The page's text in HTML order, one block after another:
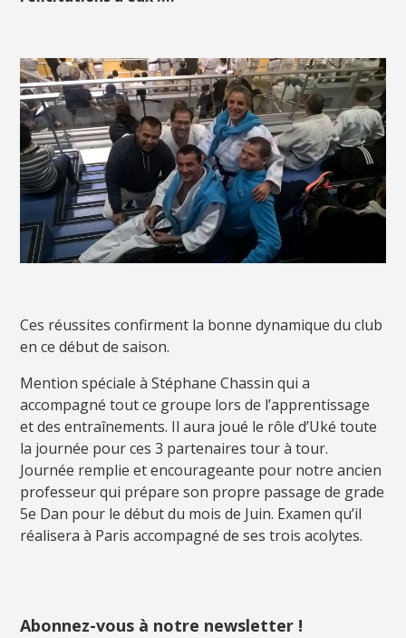
Ces réussites confirment la bonne dynamique du club
en ce début de saison.
Mention spéciale à Stéphane Chassin qui a
accompagné tout ce groupe lors de l’apprentissage
et des entraînements. Il aura joué le rôle d’Uké toute
la journée pour ces 3 partenaires tour à tour.
Journée remplie et encourageante pour notre ancien
professeur qui prépare son propre passage de grade
5e Dan pour le début du mois de Juin. Examen qu’il
réalisera à Paris accompagné de ses trois acolytes.
Abonnez-vous à notre newsletter !